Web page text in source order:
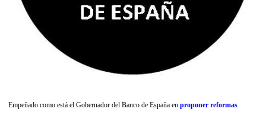
Empeñado como está el Gobernador del Banco de España en proponer reformas